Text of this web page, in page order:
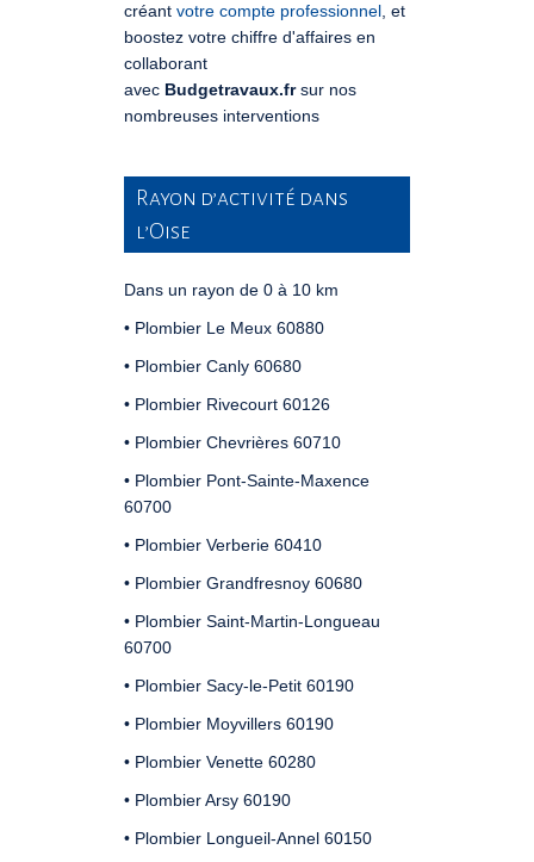
créant votre compte professionnel, et
boostez votre chiffre d'affaires en
collaborant
avec Budgetravaux.frsur nos
nombreuses interventions
Rayon d’activité dans
l’Oise
Dans un rayon de 0 à 10 km
• Plombier Le Meux 60880
• Plombier Canly 60680
• Plombier Rivecourt 60126
• Plombier Chevrières 60710
• Plombier Pont-Sainte-Maxence
60700
• Plombier Verberie 60410
• Plombier Grandfresnoy 60680
• Plombier Saint-Martin-Longueau
60700
• Plombier Sacy-le-Petit 60190
• Plombier Moyvillers 60190
• Plombier Venette 60280
• Plombier Arsy 60190
• Plombier Longueil-Annel 60150